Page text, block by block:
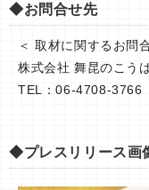
◆お問合せ先
＜ 取材に関するお問
株式会社 舞昆のこ
TEL：06-4708-
◆プレスリリース画